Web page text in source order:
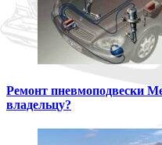
Ремонт пневмоподвески
владельцу?